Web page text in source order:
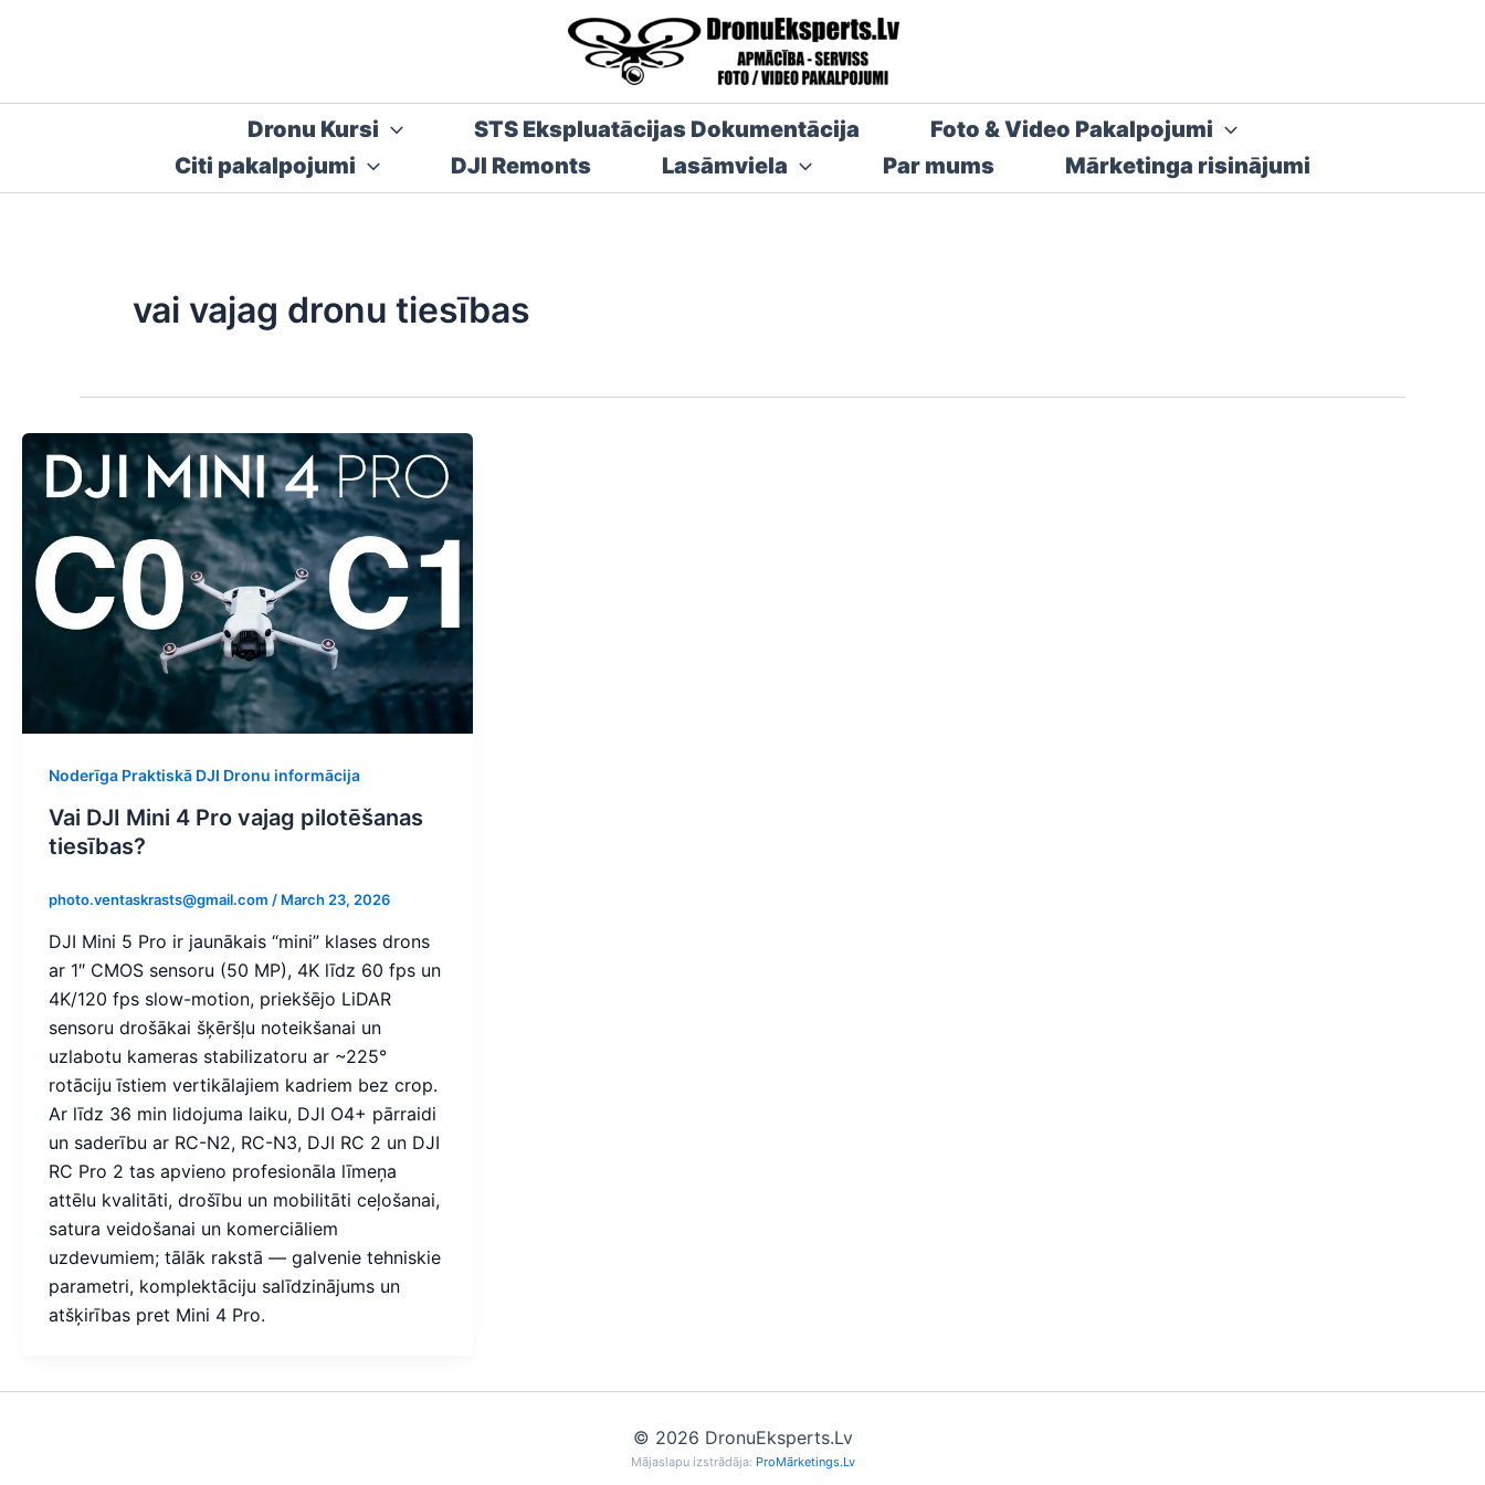
Dronu Kursi STS Ekspluatācijas Dokumentācija
Foto & Video Pakalpojumi
Citi pakalpojumi
DJI Remonts Lasāmviela Par mums Mārketinga risinājumi
vai vajag dronu tiesības
Noderīga Praktiskā DJI Dronu informācija
Vai DJI Mini 4 Pro vajag pilotēšanas
tiesības?​
photo.ventaskrasts@gmail.com / March 23, 2026
DJI Mini 5 Pro ir jaunākais “mini” klases drons
ar 1″ CMOS sensoru (50 MP), 4K līdz 60 fps un
4K/120 fps slow-motion, priekšējo LiDAR
sensoru drošākai šķēršļu noteikšanai un
uzlabotu kameras stabilizatoru ar ~225°
rotāciju īstiem vertikālajiem kadriem bez crop.
Ar līdz 36 min lidojuma laiku, DJI O4+ pārraidi
un saderību ar RC-N2, RC-N3, DJI RC 2 un DJI
RC Pro 2 tas apvieno profesionāla līmeņa
attēlu kvalitāti, drošību un mobilitāti ceļošanai,
satura veidošanai un komerciāliem
uzdevumiem; tālāk rakstā — galvenie tehniskie
parametri, komplektāciju salīdzinājums un
atšķirības pret Mini 4 Pro.
© 2026 DronuEksperts.Lv
Mājaslapu izstrādāja: ProMārketings.Lv